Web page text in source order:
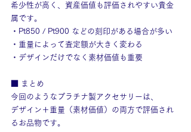
希少性が高く、資産価値も評価されやすい貴金
属です。
・Pt850 / Pt900 などの刻印がある場合が多い
・重量によって査定額が大きく変わる
・デザインだけでなく素材価値も重要
■ まとめ
今回のようなプラチナ製アクセサリーは、
デザイン＋重量（素材価値）の両方で評価され
るお品物です。